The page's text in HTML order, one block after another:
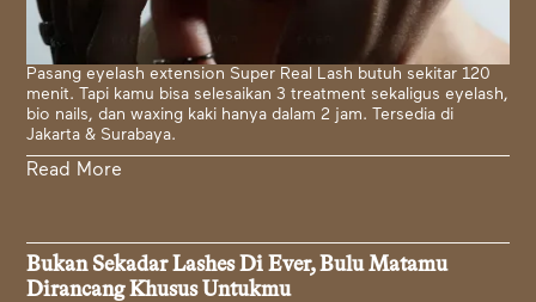
Pasang eyelash extension Super Real Lash butuh sekitar 120
menit. Tapi kamu bisa selesaikan 3 treatment sekaligus eyelash,
bio nails, dan waxing kaki hanya dalam 2 jam. Tersedia di
Jakarta & Surabaya.
Read More
Bukan Sekadar Lashes Di Ever, Bulu Matamu
Dirancang Khusus Untukmu